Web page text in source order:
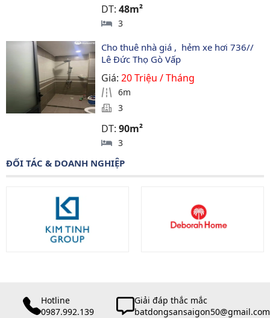
DT:48m²
3
Cho thuê nhà giá ,  hẻm xe hơi 736//
Lê Đức Thọ Gò Vấp
Giá:20 Triệu / Tháng
6m
3
DT:90m²
3
ĐỐI TÁC & DOANH NGHIỆP
Hotline
0987.992.139
Giải đáp thắc mắc
batdongsansaigon50@gmail.com